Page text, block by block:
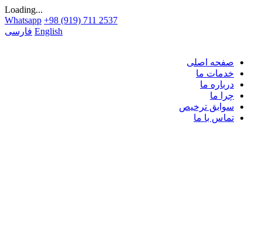
Loading...
Whatsapp +98 (919) 711 2537
فارسی English
صفحه اصلی
خدمات ما
درباره ما
چرا ما
سوابق ترخیص
تماس با ما